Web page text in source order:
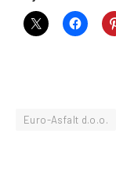
Euro-Asfalt d.o.o.